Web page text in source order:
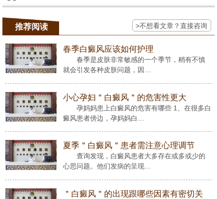
推荐阅读 >不想看文章？直接咨询
春季白癜风应该如何护理
春季是皮肤非常敏感的一个季节，稍有不慎
就会引发各种皮肤问题，因…
小心孕妇＂白癜风＂的危害性更大
孕妈妈患上白癜风的危害有哪些 1、在很多白
癜风患者傍边，孕妈妈白…
夏季＂白癜风＂患者需注意心理调节
查询发现，白癜风患者大多存在或多或少的
心思问题。他们发病的呈现…
＂白癜风＂的出现跟哪些因素有密切关